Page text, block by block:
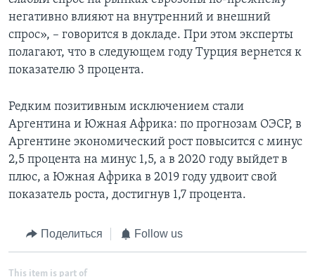
негативно влияют на внутренний и внешний
спрос», – говорится в докладе. При этом эксперты
полагают, что в следующем году Турция вернется к
показателю 3 процента.
Редким позитивным исключением стали
Аргентина и Южная Африка: по прогнозам ОЭСР, в
Аргентине экономический рост повысится с минус
2,5 процента на минус 1,5, а в 2020 году выйдет в
плюс, а Южная Африка в 2019 году удвоит свой
показатель роста, достигнув 1,7 процента.
Поделиться Follow us
This item is part of